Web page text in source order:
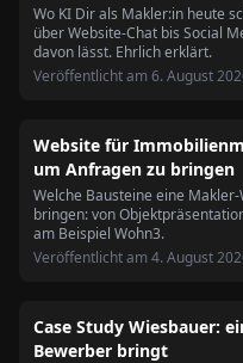
Wo KI Dir als Makler:in heute
über Website-Chat bis Social
davon lässt. Ehrlich erklärt.
Veröffentlicht am6. August
Website für
um Anfragen zu bringen
Welche Bausteine eine
bringen: von
am Beispiel Wohn3.
Veröffentlicht am4. August
Case Study Wiesbauer:
Bewerber bringt